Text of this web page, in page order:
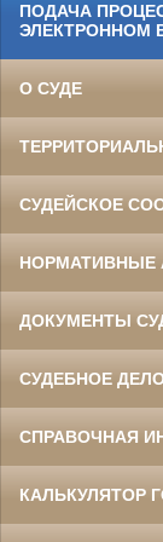
ПОДАЧА
ЭЛЕКТРОННОМ
О СУДЕ
СУДЕЙСКОЕ
НОРМАТИВНЫЕ
ДОКУМЕНТЫ
СУДЕБНОЕ
СПРАВОЧНАЯ
КАЛЬКУЛЯТОР